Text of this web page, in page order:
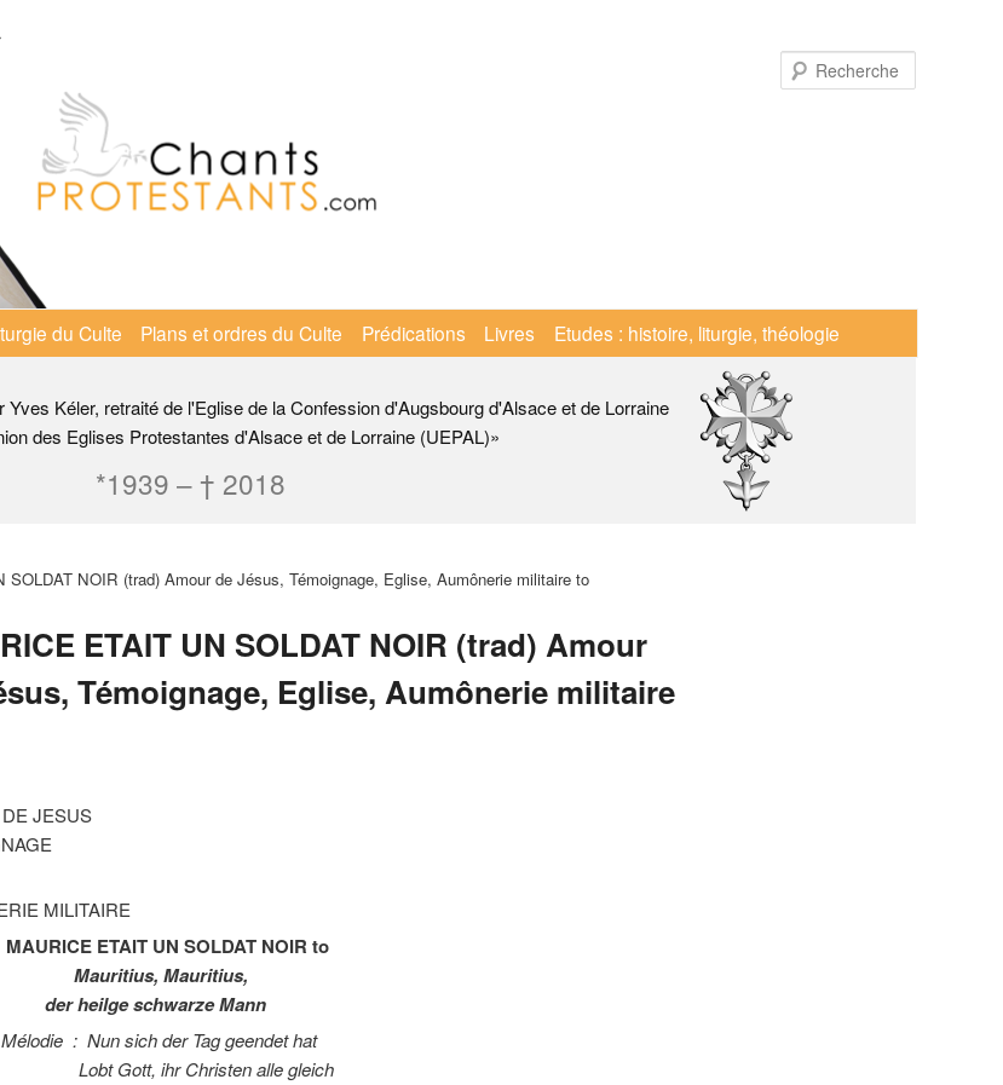
Kéler, retraité de l'Eglise de la Confession d'Augsbourg d'Alsace et de Lorraine
des Eglises Protestantes d'Alsace et de Lorraine (UEPAL)»
*1939 – † 2018
du Culte Plans et ordres du Culte Prédications Livres Etudes : histoire, liturgie, théologie
ETAIT UN SOLDAT NOIR (trad) Amour
Témoignage, Eglise, Aumônerie militaire
JESUS
MILITAIRE
ETAIT UN SOLDAT NOIR to
Mauritius,
schwarze Mann
Mélodie : Nun sich der Tag geendet hat
ihr Christen alle gleich
NOIR (trad) Amour de Jésus, Témoignage, Eglise, Aumônerie militaire to